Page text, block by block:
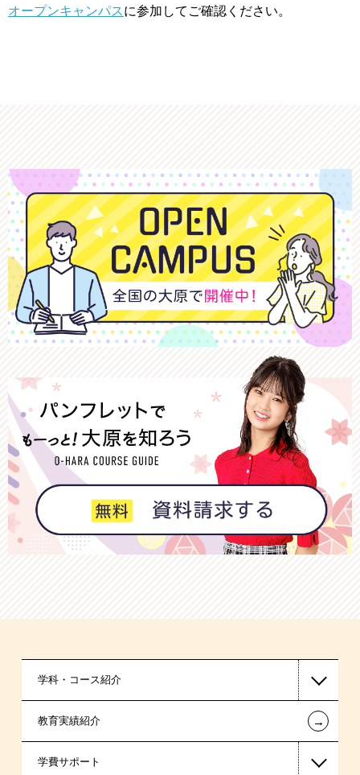
オープンキャンパスに参加してご確認ください。
学科・コース紹介
国家公務員・地方公務員系
警察官・消防官系
教育実績紹介 ←
学費サポート